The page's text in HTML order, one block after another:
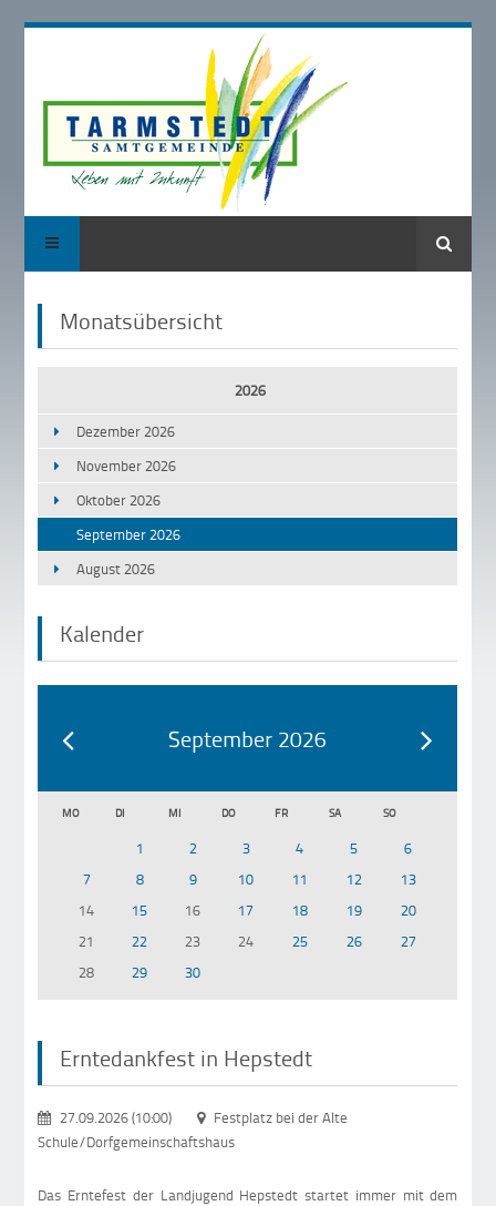
Suche
Monatsübersicht
2026
Dezember 2026
November 2026
Oktober 2026
September 2026
August 2026
Kalender
September 2026
MO DI MI DO FR SA SO
1 2 3 4 5
6
7
8 9 10 11 12
13
14
15 16 17 18 19
20
21
22 23 24 25 26
27
28
29 30
Erntedankfest in Hepstedt
27.09.2026 (10:00)
Festplatz bei der Alte
Schule/Dorfgemeinschaftshaus
Das Erntefest der Landjugend Hepstedt startet immer mit dem